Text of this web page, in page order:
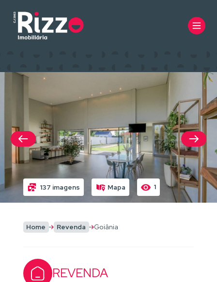
137 imagens Mapa 1
Home Revenda Goiânia
REVENDA